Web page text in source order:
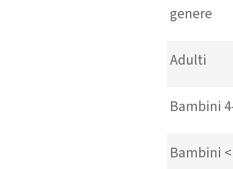
genere
Adulti
Bambini
Bambini